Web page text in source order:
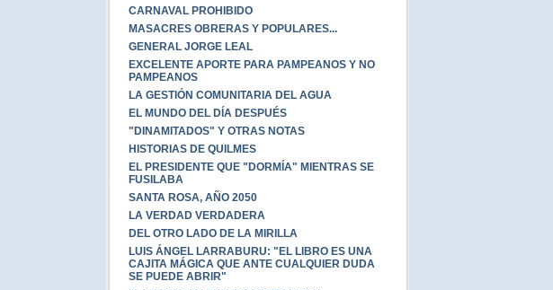
CARNAVAL PROHIBIDO
MASACRES OBRERAS Y POPULARES...
GENERAL JORGE LEAL
EXCELENTE APORTE PARA PAMPEANOS Y NO
PAMPEANOS
LA GESTIÓN COMUNITARIA DEL AGUA
EL MUNDO DEL DÍA DESPUÉS
"DINAMITADOS" Y OTRAS NOTAS
HISTORIAS DE QUILMES
EL PRESIDENTE QUE "DORMÍA" MIENTRAS SE
FUSILABA
SANTA ROSA, AÑO 2050
LA VERDAD VERDADERA
DEL OTRO LADO DE LA MIRILLA
LUIS ÁNGEL LARRABURU: "EL LIBRO ES UNA
CAJITA MÁGICA QUE ANTE CUALQUIER DUDA
SE PUEDE ABRIR"